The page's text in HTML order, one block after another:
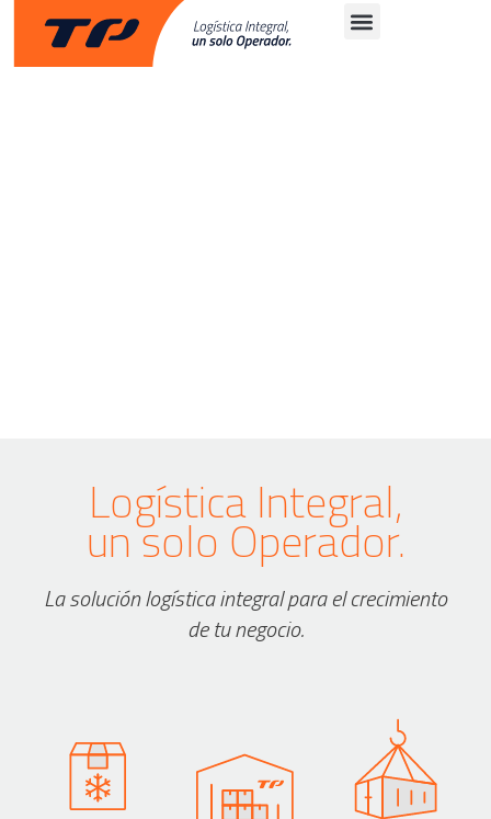
Logística Integral,
un solo Operador.
La solución logística integral para el crecimiento
de tu negocio.